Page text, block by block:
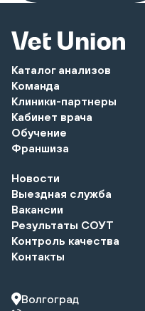
Каталог анализов
Команда
Клиники-партнеры
Кабинет врача
Обучение
Франшиза
Новости
Выездная служба
Вакансии
Результаты СОУТ
Контроль качества
Контакты
Волгоград